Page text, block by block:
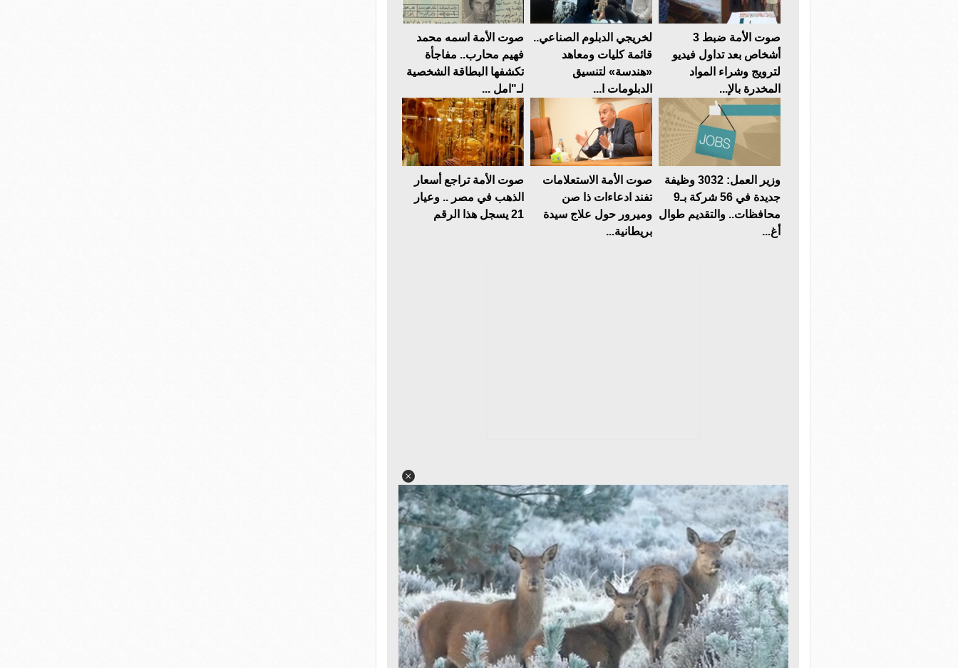
صوت الأمة ضبط 3
أشخاص بعد تداول فيديو
لترويج وشراء المواد
المخدرة بالإ...
لخريجي الدبلوم الصناعي..
قائمة كليات ومعاهد
«هندسة» لتنسيق
الدبلومات ا...
صوت الأمة اسمه محمد
فهيم محارب.. مفاجأة
تكشفها البطاقة الشخصية
لـ"امل ...
وزير العمل: 3032 وظيفة
جديدة في 56 شركة بـ9
محافظات.. والتقديم طوال
أغ...
صوت الأمة الاستعلامات
تفند ادعاءات ذا صن
وميرور حول علاج سيدة
بريطانية...
صوت الأمة تراجع أسعار
الذهب في مصر .. وعيار
21 يسجل هذا الرقم